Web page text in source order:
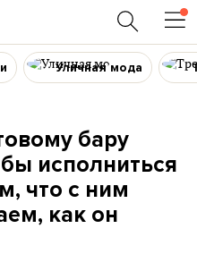
Уличная мода
бару
исполниться
что с ним
как он